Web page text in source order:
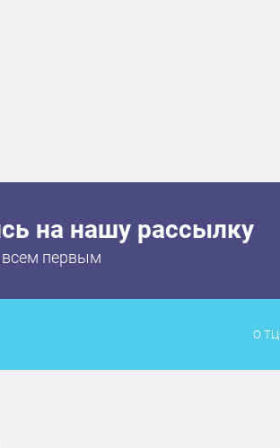
на нашу рассылку
всем первым
О ТЦ